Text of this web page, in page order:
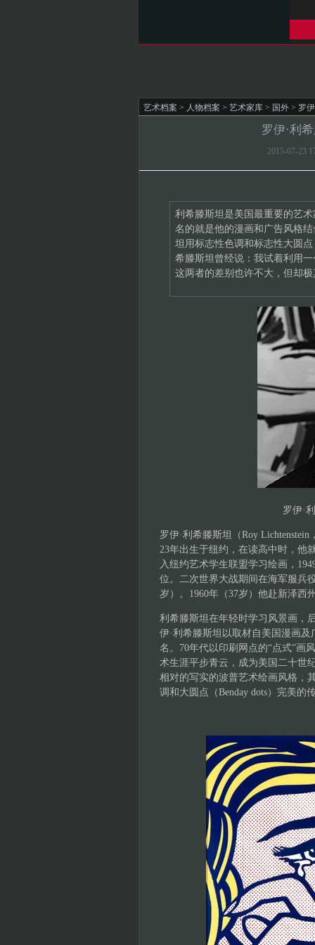
艺术档案 > 人物档案 > 艺术家库 > 国外 > 罗
罗伊·利
2015-07-23
利希滕斯坦是美国最重要的艺
名的就是他的漫画和广告风格
坦用标志性色调和标志性大圆点
希滕斯坦曾经说：我试着利用
这两者的差别也许不大，但却
罗伊·
罗伊·利希滕斯坦（Roy
23年出生于纽约，在读高中时，他
入纽约艺术学生联盟学习绘画，
位。二次世界大战期间在海军服兵
岁）。1960年（37岁）他赴新泽西
利希滕斯坦在年轻时学习风景画，
伊·利希滕斯坦以取材自美国漫画
名。70年代以印刷网点的“点式”画
术生涯平步青云，成为美国二十世
相对的写实的波普艺术绘画风格，
调和大圆点（Benday dots）完美的